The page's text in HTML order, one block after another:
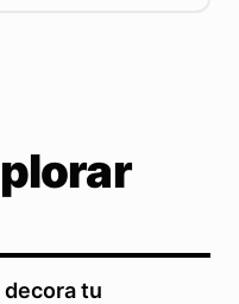
tu